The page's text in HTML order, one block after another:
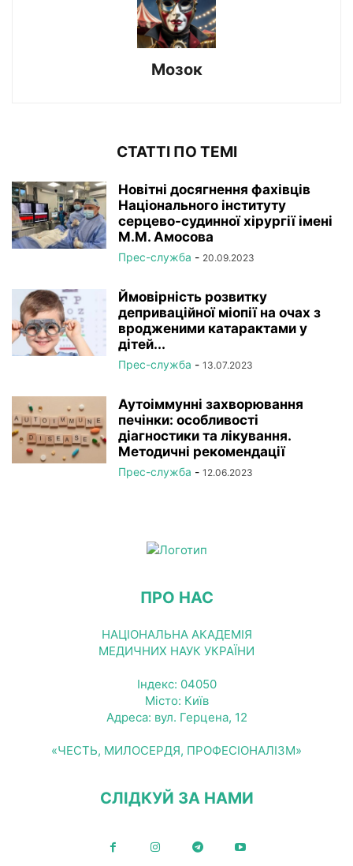
Мозок
СТАТТІ ПО ТЕМІ
Новітні досягнення фахівців
Національного інституту
серцево-судинної хірургії імeні
М.М. Амосова
Прес-служба - 20.09.2023
Ймовірність розвитку
деприваційної міопії на очах з
вродженими катарактами у
дітей...
Прес-служба - 13.07.2023
Аутоіммунні захворювання
печінки: особливості
діагностики та лікування.
Методичні рекомендації
Прес-служба - 12.06.2023
ПРО НАС
НАЦІОНАЛЬНА АКАДЕМІЯ
МЕДИЧНИХ НАУК УКРАЇНИ
Індекс: 04050
Місто: Київ
Адреса: вул. Герцена, 12
«ЧЕСТЬ, МИЛОСЕРДЯ, ПРОФЕСІОНАЛІЗМ»
СЛІДКУЙ ЗА НАМИ